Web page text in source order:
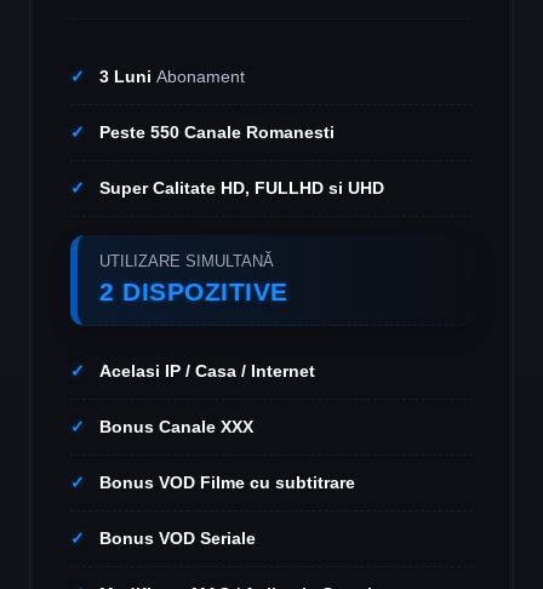
3 Luni Abonament
Peste 550 Canale Romanesti
Super Calitate HD, FULLHD si UHD
UTILIZARE SIMULTANĂ
2 DISPOZITIVE
Acelasi IP / Casa / Internet
Bonus Canale XXX
Bonus VOD Filme cu subtitrare
Bonus VOD Seriale